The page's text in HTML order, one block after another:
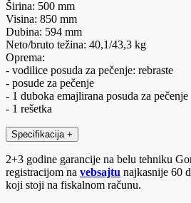
Širina: 500 mm
Visina: 850 mm
Dubina: 594 mm
Neto/bruto težina: 40,1/43,3 kg
Oprema:
- vodilice posuda za pečenje: rebraste
- posude za pečenje
- 1 duboka emajlirana posuda za pečenje
- 1 rešetka
Specifikacija +
2+3 godine garancije na belu tehniku
registracijom na vebsajtu najkasnije 60
koji stoji na fiskalnom računu.